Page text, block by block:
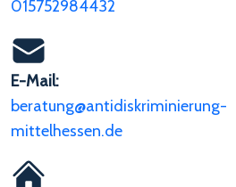
015752984432
E-Mail:
beratung@antidiskriminierung-
mittelhessen.de